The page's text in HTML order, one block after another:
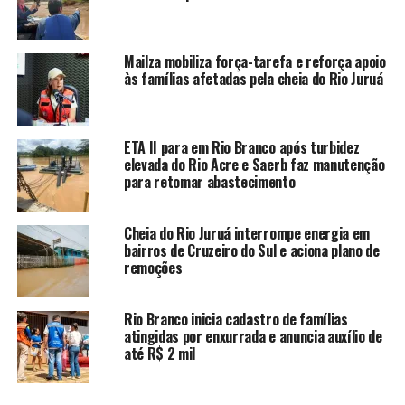
pela água, motoristas passaram a utilizar o
estacionamento do estabelecimento como rota
alternativa para acessar ou sair do bairro. Relatos
indicam que a lâmina d’água se formou nas primeiras
horas do dia e aumentou com a continuidade das chuvas.
capital. Pontos da avenida Getúlio Vargas e ruas
adjacentes registraram lentidão devido ao acúmulo de
água sobre a pista. Em alguns trechos, veículos
reduziram a velocidade ou desviaram do percurso para
evitar áreas alagadas, enquanto houve registros de
danos em automóveis possivelmente causados por
buracos encobertos pela água da chuva.
Outro ponto afetado foi a região da Cidade da Justiça. O
volume foi suficiente para provocar alagamentos em
trechos da via, dificultando o tráfego de veículos e o
deslocamento de pedestres, especialmente no início da
Mailza mobiliza força-tarefa e reforça apoio
às famílias afetadas pela cheia do Rio Juruá
ETA II para em Rio Branco após turbidez
elevada do Rio Acre e Saerb faz manutenção
para retomar abastecimento
Cheia do Rio Juruá interrompe energia em
bairros de Cruzeiro do Sul e aciona plano de
remoções
Rio Branco inicia cadastro de famílias
atingidas por enxurrada e anuncia auxílio de
até R$ 2 mil